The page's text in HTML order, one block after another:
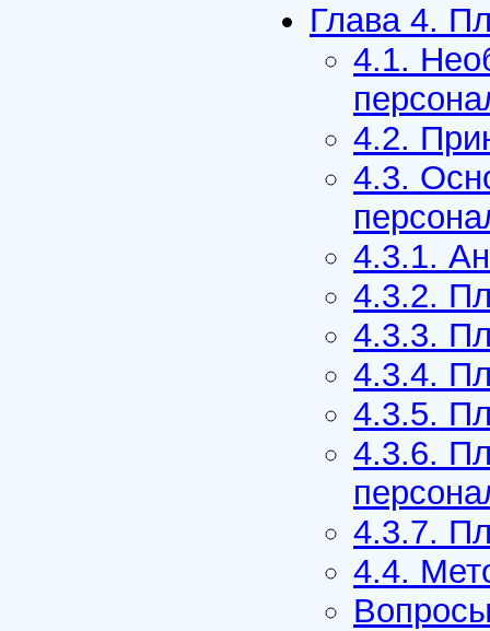
Глава 4.
4.1.
4.2.
4.3.
4.3.1.
4.3.2.
4.3.3.
4.3.4.
4.3.5.
4.3.6.
4.3.7.
4.4.